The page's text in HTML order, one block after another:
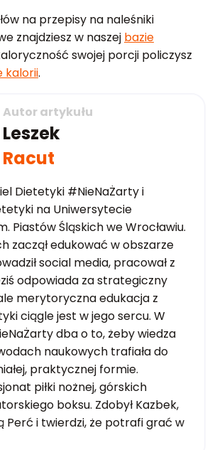
na przepisy na naleśniki
znajdziesz w naszej bazie
swojej porcji policzysz
kalorii.
Autor artykułu
Leszek
Racut
Dietetyki #NieNaŻarty i
na Uniwersytecie
Piastów Śląskich we Wrocławiu.
zaczął edukować w obszarze
social media, pracował z
odpowiada za strategiczny
merytoryczna edukacja z
ciągle jest w jego sercu. W
dba o to, żeby wiedza
naukowych trafiała do
praktycznej formie.
piłki nożnej, górskich
boksu. Zdobył Kazbek,
Perć i twierdzi, że potrafi grać w